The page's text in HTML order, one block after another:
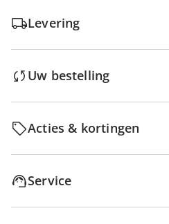
Levering
Uw bestelling
Acties & kortingen
Service